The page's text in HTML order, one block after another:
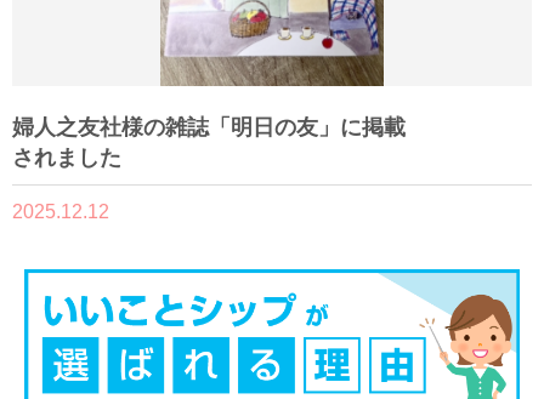
婦人之友社様の雑誌「明日の友」に掲載
されました
2025.12.12